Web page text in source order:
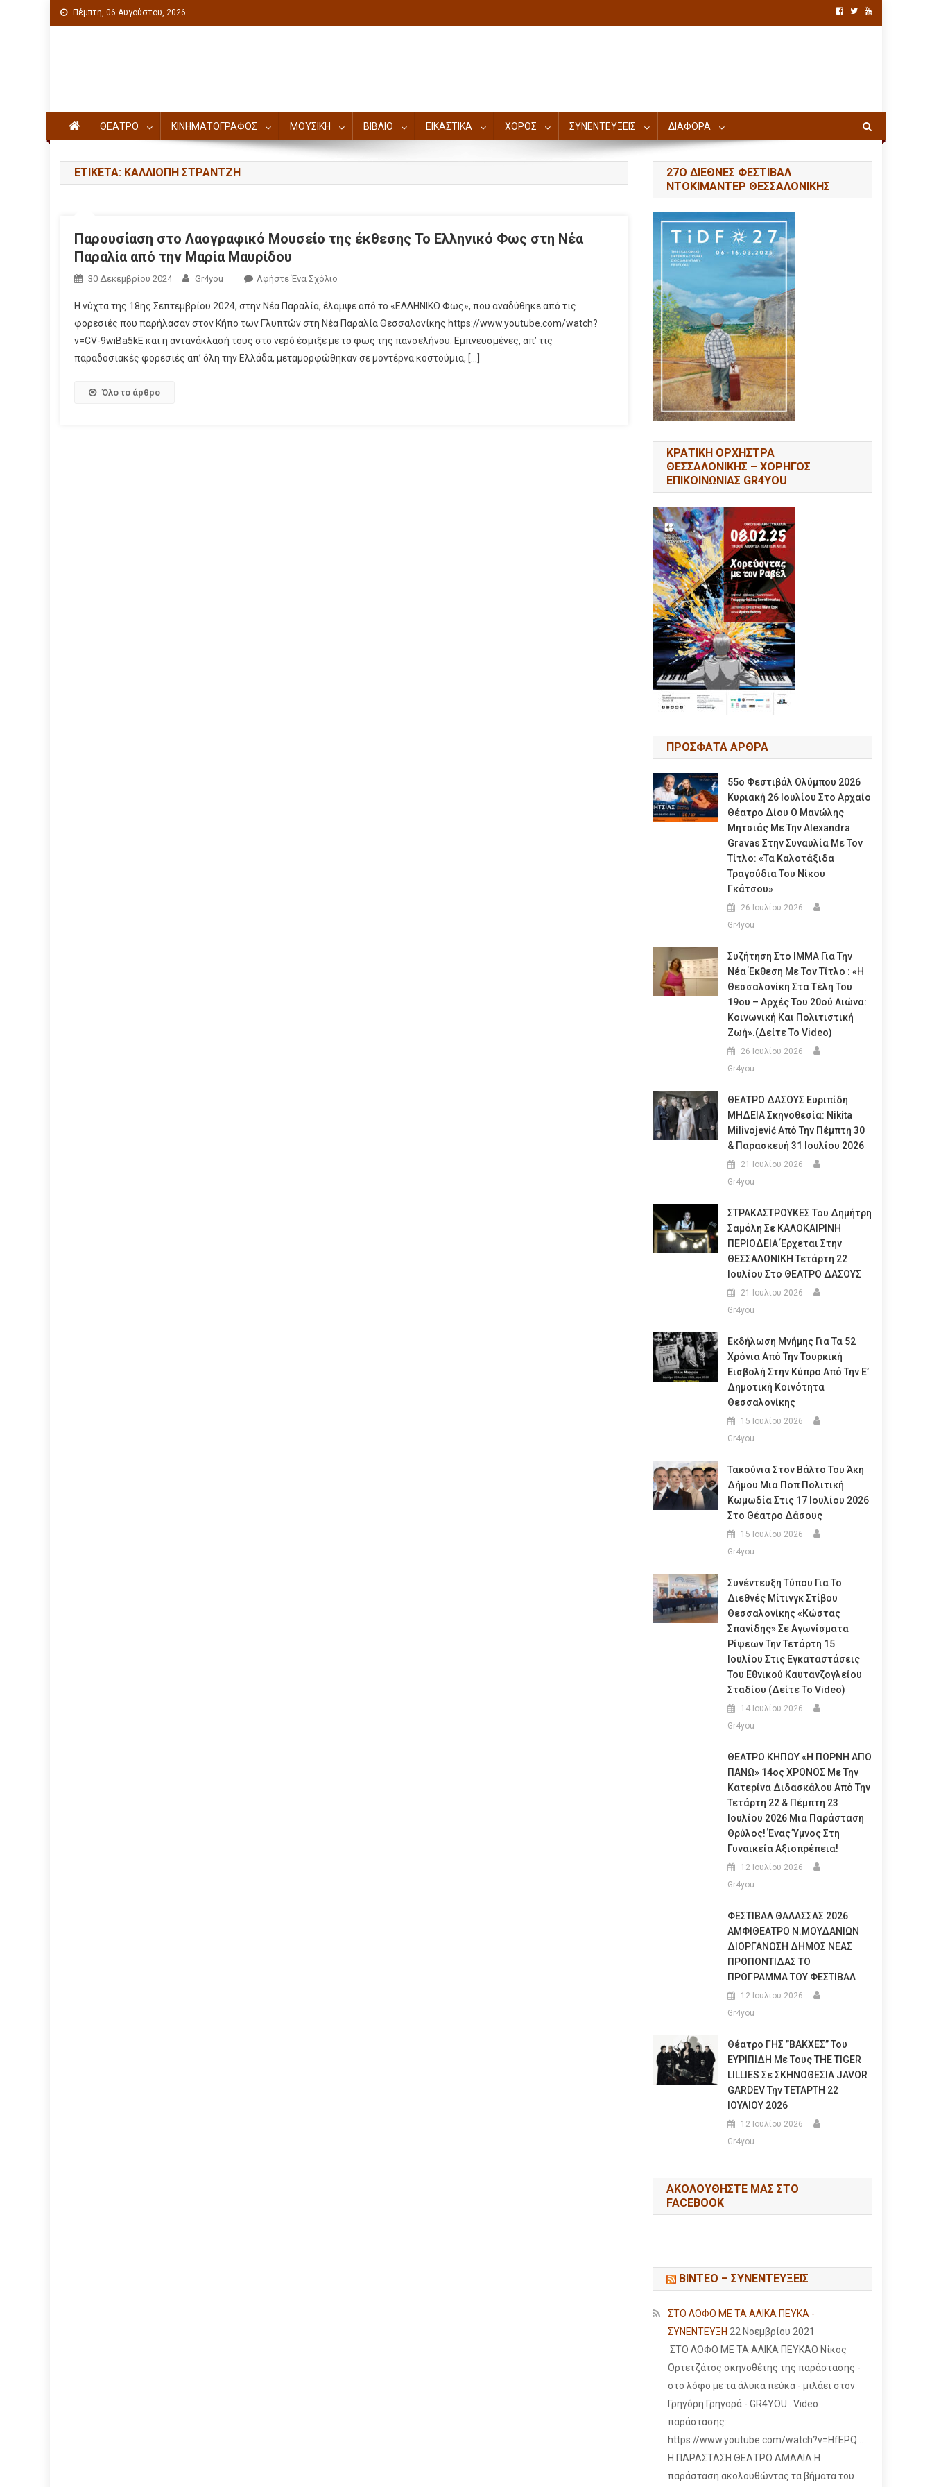
Πέμπτη, 06 Αυγούστου, 2026
ΘΕΑΤΡΟ ΚΙΝΗΜΑΤΟΓΡΑΦΟΣ ΜΟΥΣΙΚΗ ΒΙΒΛΙΟ ΕΙΚΑΣΤΙΚΑ ΧΟΡΟΣ ΣΥΝΕΝΤΕΥΞΕΙΣ ΔΙΑΦΟΡΑ
ΕΤΙΚΈΤΑ: ΚΑΛΛΙΌΠΗ ΣΤΡΆΝΤΖΗ
Παρουσίαση στο Λαογραφικό Μουσείο της έκθεσης Το Ελληνικό Φως στη Νέα
Παραλία από την Μαρία Μαυρίδου
30 Δεκεμβρίου 2024 Gr4you Αφήστε Ένα Σχόλιο
Η νύχτα της 18ης Σεπτεμβρίου 2024, στην Νέα Παραλία, έλαμψε από το «ΕΛΛΗΝΙΚΟ Φως», που αναδύθηκε από τις
φορεσιές που παρήλασαν στον Κήπο των Γλυπτών στη Νέα Παραλία Θεσσαλονίκης https://www.youtube.com/watch?
v=CV-9wiBa5kE και η αντανάκλασή τους στο νερό έσμιξε με το φως της πανσελήνου. Εμπνευσμένες, απ’ τις
παραδοσιακές φορεσιές απ’ όλη την Ελλάδα, μεταμορφώθηκαν σε μοντέρνα κοστούμια, […]
Όλο το άρθρο
27Ο ΔΙΕΘΝΕΣ ΦΕΣΤΙΒΑΛ
ΝΤΟΚΙΜΑΝΤΕΡ ΘΕΣΣΑΛΟΝΙΚΗΣ
ΚΡΑΤΙΚΗ ΟΡΧΗΣΤΡΑ
ΘΕΣΣΑΛΟΝΙΚΗΣ – ΧΟΡΗΓΟΣ
ΕΠΙΚΟΙΝΩΝΙΑΣ GR4YOU
ΠΡΟΣΦΑΤΑ ΑΡΘΡΑ
55ο Φεστιβάλ Ολύμπου 2026
Κυριακή 26 Ιουλίου Στο Αρχαίο
Θέατρο Δίου Ο Μανώλης
Μητσιάς Με Την Alexandra
Gravas Στην Συναυλία Με Τον
Τίτλο: «τα Καλοτάξιδα
Τραγούδια Του Νίκου
Γκάτσου»
26 Ιουλίου 2026
Gr4you
Συζήτηση Στο ΙΜΜΑ Για Την
Νέα Έκθεση Με Τον Τίτλο : «Η
Θεσσαλονίκη Στα Τέλη Του
19ου – Αρχές Του 20ού Αιώνα:
Κοινωνική Και Πολιτιστική
Ζωή».(Δείτε Το Video)
26 Ιουλίου 2026
Gr4you
ΘΕΑΤΡΟ ΔΑΣΟΥΣ Ευριπίδη
ΜΗΔΕΙΑ Σκηνοθεσία: Nikita
Milivojević Από Την Πέμπτη 30
& Παρασκευή 31 Ιουλίου 2026
21 Ιουλίου 2026
Gr4you
ΣΤΡΑΚΑΣΤΡΟΥΚΕΣ Του Δημήτρη
Σαμόλη Σε ΚΑΛΟΚΑΙΡΙΝΗ
ΠΕΡΙΟΔΕΙΑ Έρχεται Στην
ΘΕΣΣΑΛΟΝΙΚΗ Τετάρτη 22
Ιουλίου Στο ΘΕΑΤΡΟ ΔΑΣΟΥΣ
21 Ιουλίου 2026
Gr4you
Εκδήλωση Μνήμης Για Τα 52
Χρόνια Από Την Τουρκική
Εισβολή Στην Κύπρο Από Την Ε’
Δημοτική Κοινότητα
Θεσσαλονίκης
15 Ιουλίου 2026
Gr4you
Τακούνια Στον Βάλτο Του Άκη
Δήμου Μια Ποπ Πολιτική
Κωμωδία Στις 17 Ιουλίου 2026
Στο Θέατρο Δάσους
15 Ιουλίου 2026
Gr4you
Συνέντευξη Τύπου Για Το
Διεθνές Μίτινγκ Στίβου
Θεσσαλονίκης «Κώστας
Σπανίδης» Σε Αγωνίσματα
Ρίψεων Την Τετάρτη 15
Ιουλίου Στις Εγκαταστάσεις
Του Εθνικού Καυτανζογλείου
Σταδίου (Δείτε Το Video)
14 Ιουλίου 2026
Gr4you
ΘΕΑΤΡΟ ΚΗΠΟΥ «Η ΠΟΡΝΗ ΑΠΟ
ΠΑΝΩ» 14ος ΧΡΟΝΟΣ Με Την
Κατερίνα Διδασκάλου Από Την
Τετάρτη 22 & Πέμπτη 23
Ιουλίου 2026 Μια Παράσταση
Θρύλος! Ένας Ύμνος Στη
Γυναικεία Αξιοπρέπεια!
12 Ιουλίου 2026
Gr4you
ΦΕΣΤΙΒΑΛ ΘΑΛΑΣΣΑΣ 2026
ΑΜΦΙΘΕΑΤΡΟ Ν.ΜΟΥΔΑΝΙΩΝ
ΔΙΟΡΓΑΝΩΣΗ ΔΗΜΟΣ ΝΕΑΣ
ΠΡΟΠΟΝΤΙΔΑΣ ΤΟ
ΠΡΟΓΡΑΜΜΑ ΤΟΥ ΦΕΣΤΙΒΑΛ
12 Ιουλίου 2026
Gr4you
Θέατρο ΓΗΣ ”ΒΑΚΧΕΣ” Του
ΕΥΡΙΠΙΔΗ Με Τους THE TIGER
LILLIES Σε ΣΚΗΝΟΘΕΣΙΑ JAVOR
GARDEV Την ΤΕΤΑΡΤΗ 22
ΙΟΥΛΙΟΥ 2026
12 Ιουλίου 2026
Gr4you
ΑΚΟΛΟΥΘΉΣΤΕ ΜΑΣ ΣΤΟ
FACEBOOK
ΒΙΝΤΕΟ – ΣΥΝΕΝΤΕΥΞΕΙΣ
ΣΤΟ ΛΟΦΟ ΜΕ ΤΑ ΑΛΙΚΑ ΠΕΥΚΑ -
ΣΥΝΕΝΤΕΥΞΗ 22 Νοεμβρίου 2021
ΣΤΟ ΛΟΦΟ ΜΕ ΤΑ ΑΛΙΚΑ ΠΕΥΚΑΟ Νίκος
Ορτετζάτος σκηνοθέτης της παράστασης -
στο λόφο με τα άλυκα πεύκα - μιλάει στον
Γρηγόρη Γρηγορά - GR4YOU . Video
παράστασης:
https://www.youtube.com/watch?v=HfEPQ...
Η ΠΑΡΑΣΤΑΣΗ ΘΕΑΤΡΟ ΑΜΑΛΙΑ Η
παράσταση ακολουθώντας τα βήματα του